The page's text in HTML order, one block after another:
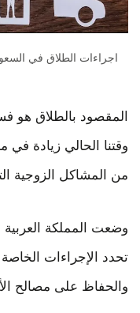
اجراءات الطلاق في
المقصود بالطلاق هو
وقتنا الحالي زيادة
من المشاكل الزوجية
وضعت المملكة
تحدد الإجراءات
والحفاظ على مصالح